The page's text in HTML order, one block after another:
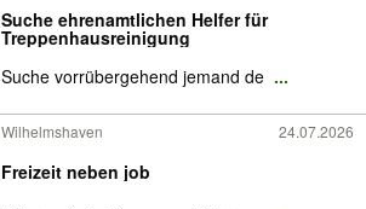
Suche ehrenamtlichen Helfer für
Treppenhausreinigung
Suche vorrübergehend jemand de ...
Wilhelmshaven 24.07.2026
Freizeit neben job